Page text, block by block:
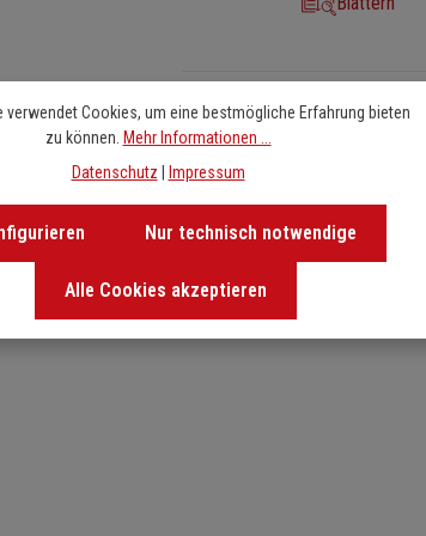
verwendet Cookies, um eine bestmögliche Erfahrung bieten
zu können. Mehr Informationen ...
Datenschutz | Impressum
Nur technisch notwendige
Alle Cookies akzeptieren